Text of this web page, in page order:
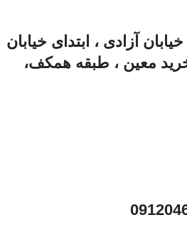
آزادی ،‌ ابتدای خیابان
معین ،‌ طبقه همکف،‌